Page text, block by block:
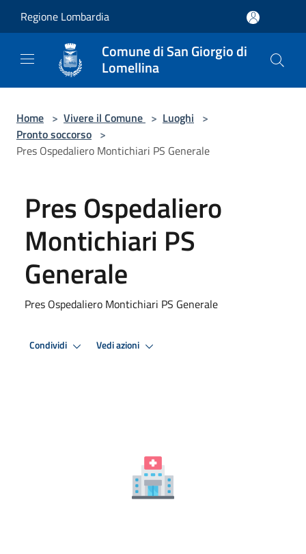
Regione Lombardia
Comune di San Giorgio di
Lomellina
Home > Vivere il Comune > Luoghi >
Pronto soccorso >
Pres Ospedaliero Montichiari PS Generale
Pres Ospedaliero
Montichiari PS
Generale
Pres Ospedaliero Montichiari PS Generale
Condividi Vedi azioni